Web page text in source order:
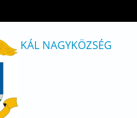
KÁL NAGYKÖZSÉG